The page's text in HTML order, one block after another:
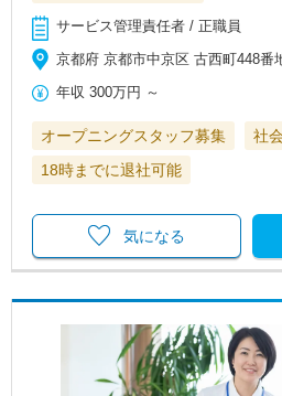
サービス管理責任者 / 正職員
京都府 京都市中京区 古西町448番
年収 300万円 ～
オープニングスタッフ募集 社
18時までに退社可能
気になる